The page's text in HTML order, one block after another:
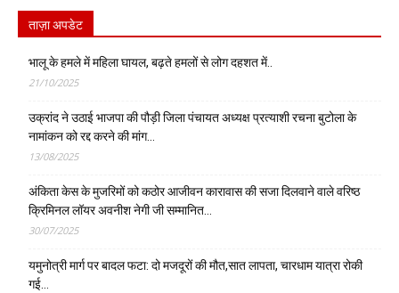
ताज़ा अपडेट
भालू के हमले में महिला घायल, बढ़ते हमलों से लोग दहशत में..
21/10/2025
उक्रांद ने उठाई भाजपा की पौड़ी जिला पंचायत अध्यक्ष प्रत्याशी रचना बुटोला के
नामांकन को रद्द करने की मांग…
13/08/2025
अंकिता केस के मुजरिमों को कठोर आजीवन कारावास की सजा दिलवाने वाले वरिष्ठ
क्रिमिनल लॉयर अवनीश नेगी जी सम्मानित…
30/07/2025
यमुनोत्री मार्ग पर बादल फटा: दो मजदूरों की मौत,सात लापता, चारधाम यात्रा रोकी
गई…